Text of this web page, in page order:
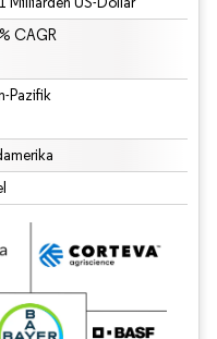
CAGR
Pazifik
erfordert Namensnennung